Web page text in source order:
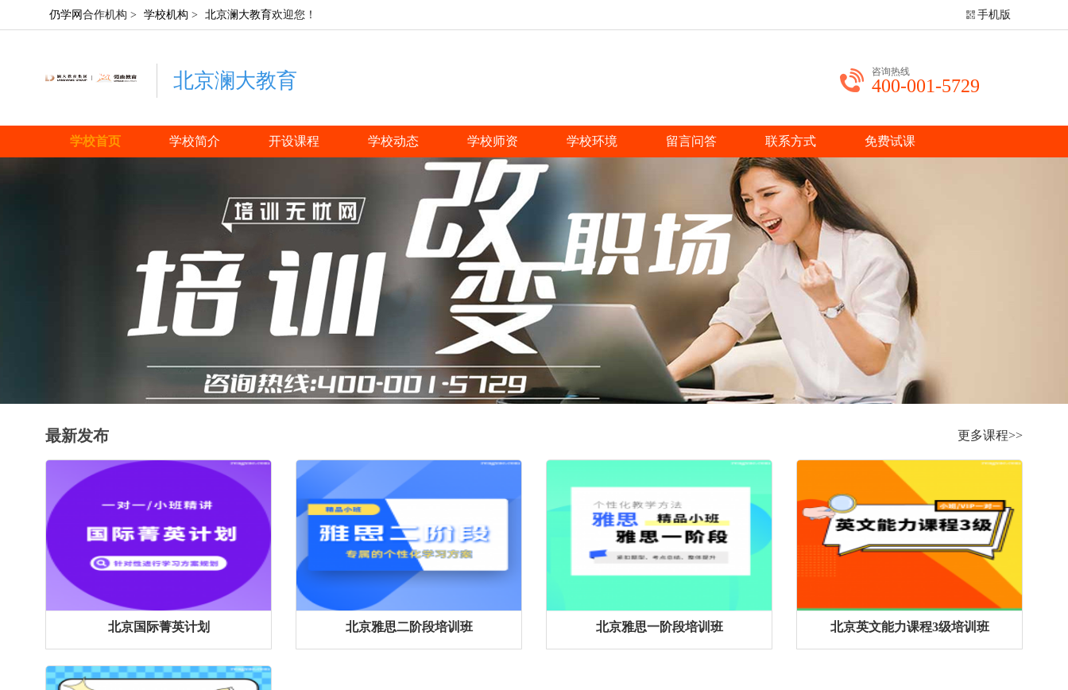
仍学网 合作机构 > 学校机构 > 北京澜大教育欢迎您！ 手机版
北京澜大教育 咨询热线
400-001-5729
学校首页 学校简介 开设课程 学校动态 学校师资 学校环境 留言问答 联系方式 免费试课
最新发布 更多课程>>
北京国际菁英计划 北京雅思二阶段培训班 北京雅思一阶段培训班 北京英文能力课程3级培训班